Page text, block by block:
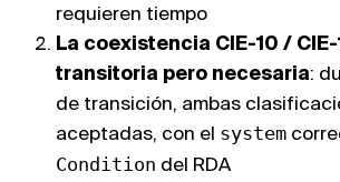
requieren tiempo
La coexistencia CIE-10 / CIE-
transitoria pero necesaria:
de transición, ambas
aceptadas, con el system
Condition del RDA